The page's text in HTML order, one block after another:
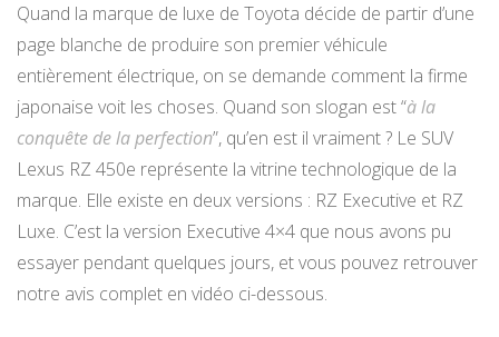
Quand la marque de luxe de Toyota décide de partir d’une
page blanche de produire son premier véhicule
entièrement électrique, on se demande comment la firme
japonaise voit les choses. Quand son slogan est “à la
conquête de la perfection”, qu’en est il vraiment ? Le SUV
Lexus RZ 450e représente la vitrine technologique de la
marque. Elle existe en deux versions : RZ Executive et RZ
Luxe. C’est la version Executive 4×4 que nous avons pu
essayer pendant quelques jours, et vous pouvez retrouver
notre avis complet en vidéo ci-dessous.